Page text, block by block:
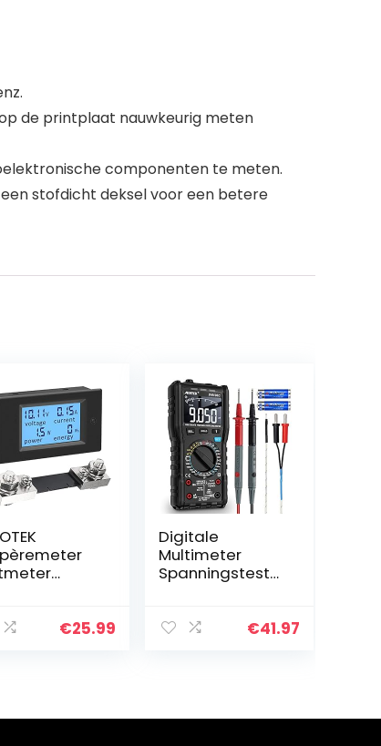
de printplaat nauwkeurig meten
componenten te meten.
stofdicht deksel voor een betere
shunt Volt
€25.99
Digitale
Multimeter
Spanningstester
Ohmmeter
€41.97